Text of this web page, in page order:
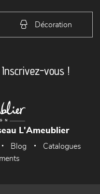
Décoration
Inscrivez-vous !
L'Ameublier
Blog
Catalogues